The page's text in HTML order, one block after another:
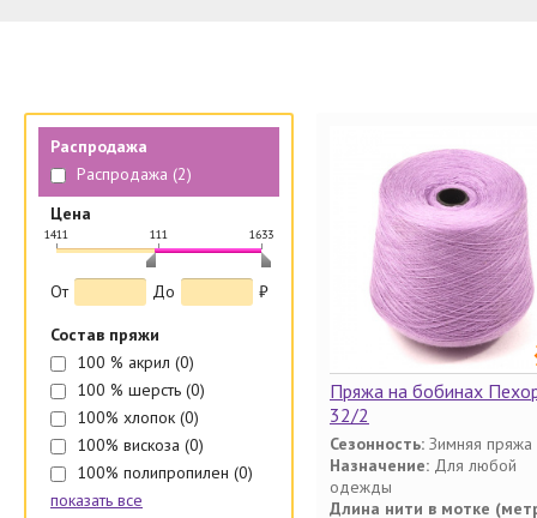
Распродажа
Распродажа (2)
Цена
1411
|
111
|
1633
|
От До
₽
Состав пряжи
100 % акрил (0)
100 % шерсть (0)
100% хлопок (0)
100% вискоза (0)
100% полипропилен (0)
показать все
Пряжа на бобинах
32/2
Сезонность: Зимняя пряжа
Назначение: Для любой
одежды
Длина нити в мотке